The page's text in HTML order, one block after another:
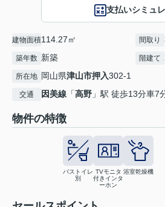
支払いシミュ
建物面積114.27㎡ 間取り
築年数 新築 階建て
所在地 岡山県津山市押入302-1
交通 因美線 「高野 」駅 徒歩13分車7
物件の特徴
バストイレ
別
TVモニタ
付きインタ
ーホン
浴室乾燥機